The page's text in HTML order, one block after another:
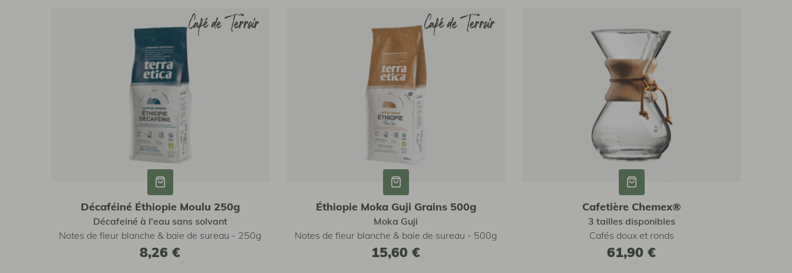
Café de Terroir
Café de Terroir
Décaféiné Éthiopie Moulu 250g
Décafeiné à l'eau sans solvant
Notes de fleur blanche & baie de sureau - 250g
8,26 €
Café de Terroir
Café de Terroir
Éthiopie Moka Guji Grains 500g
Moka Guji
Notes de fleur blanche & baie de sureau - 500g
15,60 €
Cafetière Chemex®
3 tailles disponibles
Cafés doux et ronds
61,90 €